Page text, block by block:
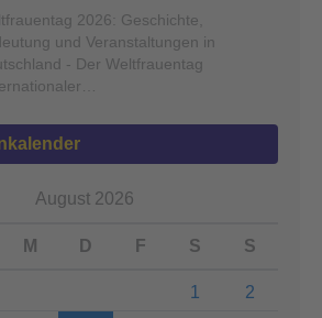
2026: Geschichte,
und Veranstaltungen in
- Der Weltfrauentag
August 2026
M D F S S
1
2